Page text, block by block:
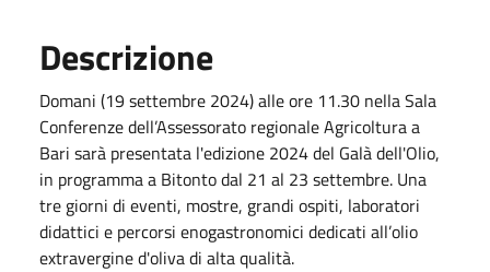
Descrizione
Domani (19 settembre 2024) alle ore 11.30 nella Sala
Conferenze dell’Assessorato regionale Agricoltura a
Bari sarà presentata l'edizione 2024 del Galà dell'Olio,
in programma a Bitonto dal 21 al 23 settembre. Una
tre giorni di eventi, mostre, grandi ospiti, laboratori
didattici e percorsi enogastronomici dedicati all’olio
extravergine d'oliva di alta qualità.